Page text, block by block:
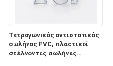
Τετραγωνικός αντιστατικός
σωλήνας PVC, πλαστικοί
στέλνοντας σωλήνες